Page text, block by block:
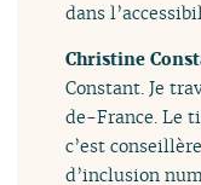
dans
Christine
Constant. Je
de-France. Le
c’est
d’inclusion